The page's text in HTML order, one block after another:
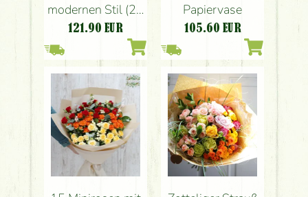
modernen Stil (25
Stängel)
121.90 EUR
Papiervase
105.60 EUR